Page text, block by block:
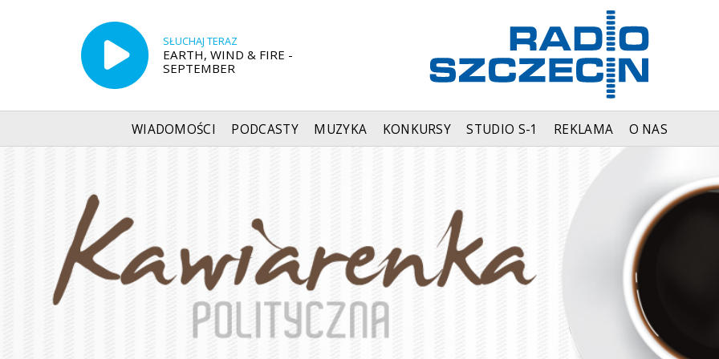
SŁUCHAJ TERAZ
EARTH, WIND & FIRE -
SEPTEMBER
WIADOMOŚCI PODCASTY MUZYKA KONKURSY STUDIO S-1 REKLAMA O NAS